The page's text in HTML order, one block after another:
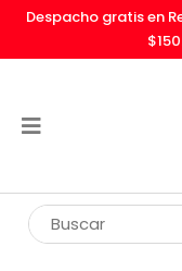
Despacho gratis en